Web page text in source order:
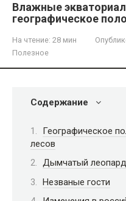
Влажные
географическое
На чтение: 28 мин
Полезное
Содержание
Географическое
лесов
Дымчатый леопард
Незваные гости